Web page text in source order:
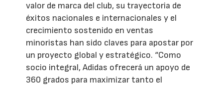
valor de marca del club, su trayectoria de
éxitos nacionales e internacionales y el
crecimiento sostenido en ventas
minoristas han sido claves para apostar por
un proyecto global y estratégico. “Como
socio integral, Adidas ofrecerá un apoyo de
360 grados para maximizar tanto el